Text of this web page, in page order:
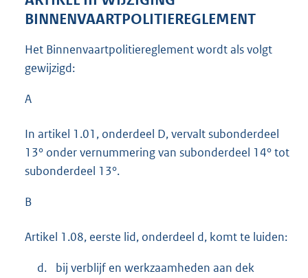
BINNENVAARTPOLITIEREGLEMENT
Het Binnenvaartpolitiereglement wordt als volgt
gewijzigd:
A
In artikel 1.01, onderdeel D, vervalt subonderdeel
13° onder vernummering van subonderdeel 14° tot
subonderdeel 13°.
B
Artikel 1.08, eerste lid, onderdeel d, komt te luiden:
d.
bij verblijf en werkzaamheden aan dek